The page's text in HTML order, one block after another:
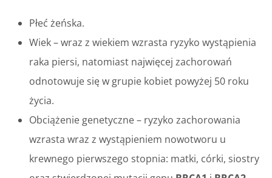
Płeć żeńska.
Wiek – wraz z wiekiem wzrasta ryzyko wystąpienia
raka piersi, natomiast najwięcej zachorowań
odnotowuje się w grupie kobiet powyżej 50 roku
życia.
Obciążenie genetyczne – ryzyko zachorowania
wzrasta wraz z wystąpieniem nowotworu u
krewnego pierwszego stopnia: matki, córki, siostry